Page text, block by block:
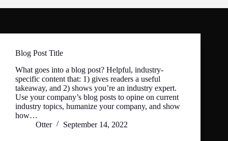
Blog Post Title
What goes into a blog post? Helpful, industry-
specific content that: 1) gives readers a useful
takeaway, and 2) shows you’re an industry expert.
Use your company’s blog posts to opine on current
industry topics, humanize your company, and show
how…
Otter
September 14, 2022